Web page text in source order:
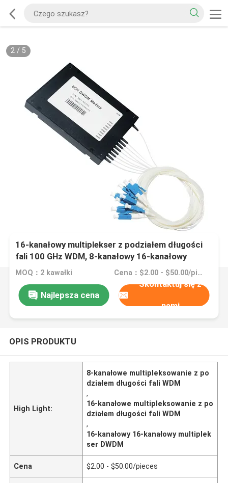
2/ 5
16-kanałowy multiplekser z podziałem długości
fali 100 GHz WDM, 8-kanałowy 16-kanałowy
multiplekser DWDM
MOQ：2 kawałki Cena：$2.00 - $50.00/pieces
Najlepsza cena
Skontaktuj się z
nami
OPIS PRODUKTU
High Light:
8-kanałowe multipleksowanie z po
działem długości fali WDM
,
16-kanałowe multipleksowanie z po
działem długości fali WDM
,
16-kanałowy 16-kanałowy multiplek
ser DWDM
Cena $2.00 - $50.00/pieces